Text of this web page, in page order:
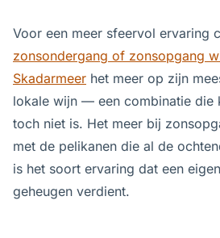
Voor een meer sfeervol ervaring
zonsondergang of zonsopgang
Skadarmeer het meer op zijn
lokale wijn — een combinatie die
toch niet is. Het meer bij
met de pelikanen die al de
is het soort ervaring dat een
geheugen verdient.